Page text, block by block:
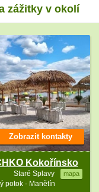
zážitky v okolí
Kokořínsko
Staré Splavy mapa
potok - Manětín
Zobrazit kontakty